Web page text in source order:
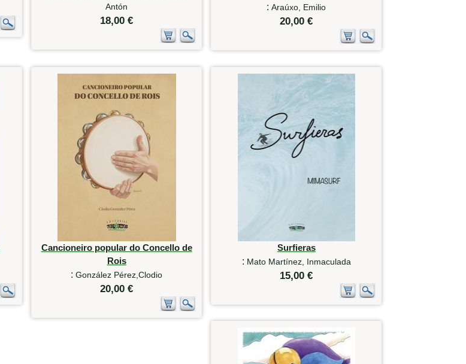
Antón
18,00 €
:Araúxo, Emilio
20,00 €
Cancioneiro popular do Concello de
Rois
:González Pérez,Clodio
20,00 €
Surfieras
: Mato Martínez, Inmaculada
15,00 €